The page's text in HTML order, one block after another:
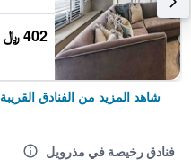
402 ﷼
شاهد المزيد من الفنادق القريبة
فنادق رخيصة في مذرويل